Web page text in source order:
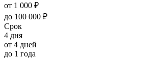
от 1 000 ₽
до 100 000 ₽
Срок
4 дня
от 4 дней
до 1 года